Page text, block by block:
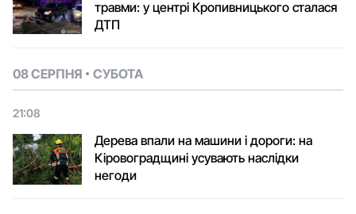
травми: у центрі Кропивницького сталася
ДТП
08 СЕРПНЯ СУБОТА
21:08
Дерева впали на машини і дороги: на
Кіровоградщині усувають наслідки
негоди